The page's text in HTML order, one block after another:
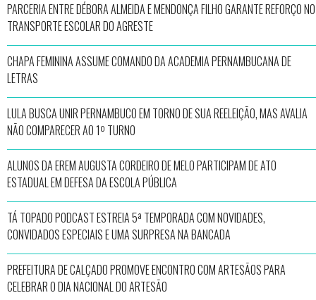
PARCERIA ENTRE DÉBORA ALMEIDA E MENDONÇA FILHO GARANTE REFORÇO NO
TRANSPORTE ESCOLAR DO AGRESTE
CHAPA FEMININA ASSUME COMANDO DA ACADEMIA PERNAMBUCANA DE
LETRAS
LULA BUSCA UNIR PERNAMBUCO EM TORNO DE SUA REELEIÇÃO, MAS AVALIA
NÃO COMPARECER AO 1º TURNO
ALUNOS DA EREM AUGUSTA CORDEIRO DE MELO PARTICIPAM DE ATO
ESTADUAL EM DEFESA DA ESCOLA PÚBLICA
TÁ TOPADO PODCAST ESTREIA 5ª TEMPORADA COM NOVIDADES,
CONVIDADOS ESPECIAIS E UMA SURPRESA NA BANCADA
PREFEITURA DE CALÇADO PROMOVE ENCONTRO COM ARTESÃOS PARA
CELEBRAR O DIA NACIONAL DO ARTESÃO